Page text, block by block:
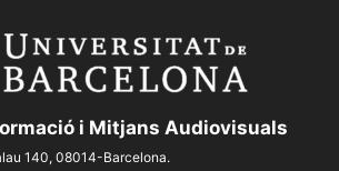
i Mitjans Audiovisuals
140, 08014-Barcelona.